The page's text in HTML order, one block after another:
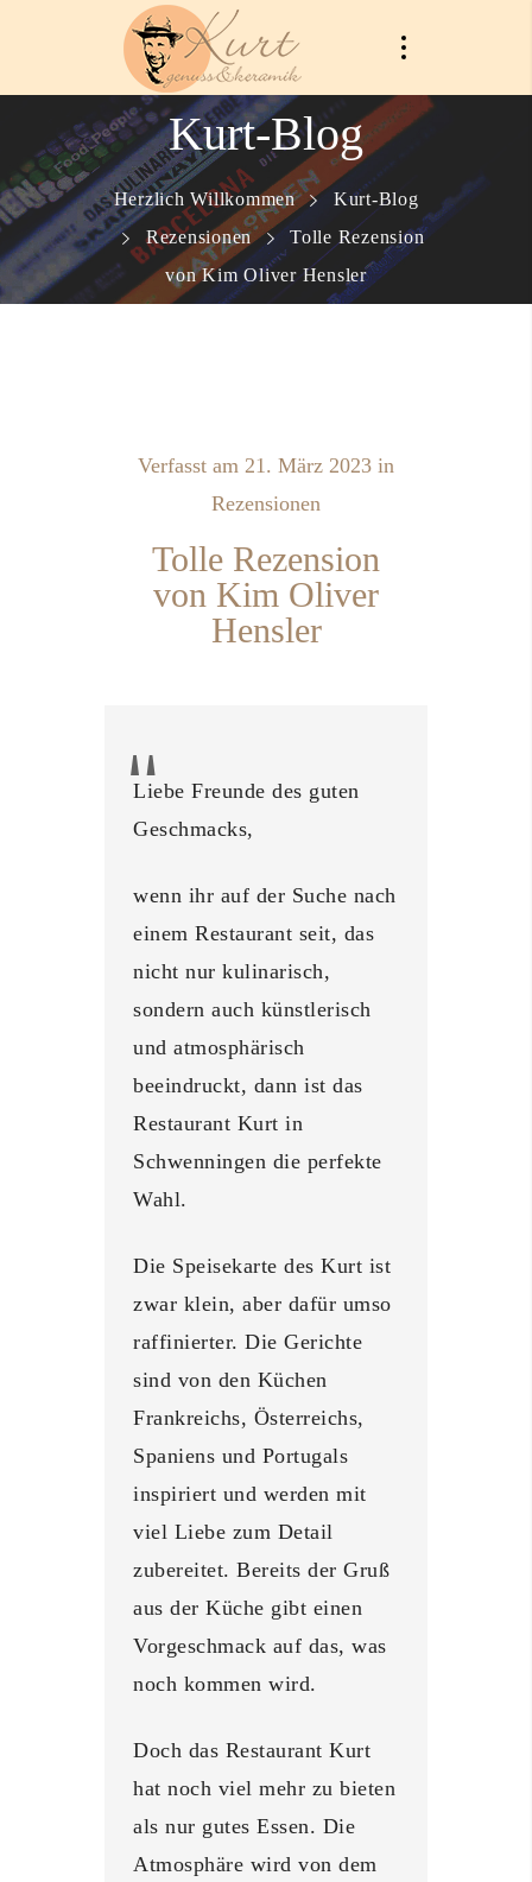
Kurt-Blog
Herzlich Willkommen
Kurt-Blog
Rezensionen
Tolle Rezension
von Kim Oliver Hensler
Verfasst am 21. März 2023 in
Rezensionen
Tolle Rezension
von Kim Oliver
Hensler
Liebe Freunde des guten
Geschmacks,
wenn ihr auf der Suche nach
einem Restaurant seit, das
nicht nur kulinarisch,
sondern auch künstlerisch
und atmosphärisch
beeindruckt, dann ist das
Restaurant Kurt in
Schwenningen die perfekte
Wahl.
Die Speisekarte des Kurt ist
zwar klein, aber dafür umso
raffinierter. Die Gerichte
sind von den Küchen
Frankreichs, Österreichs,
Spaniens und Portugals
inspiriert und werden mit
viel Liebe zum Detail
zubereitet. Bereits der Gruß
aus der Küche gibt einen
Vorgeschmack auf das, was
noch kommen wird.
Doch das Restaurant Kurt
hat noch viel mehr zu bieten
als nur gutes Essen. Die
Atmosphäre wird von dem